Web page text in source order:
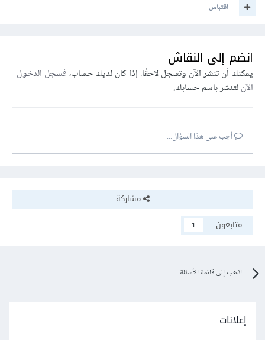
اقتباس
انضم إلى النقاش
يمكنك أن تنشر الآن وتسجل لاحقًا. إذا كان لديك حساب،فسجل الدخول
الآنلتنشر باسم حسابك.
أجب على هذا السؤال...
مشاركة
متابعون
1
اذهب إلى قائمة الأسئلة
إعلانات